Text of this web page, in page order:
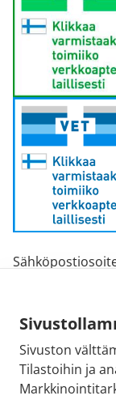
Sivuston
Tilastoihin ja